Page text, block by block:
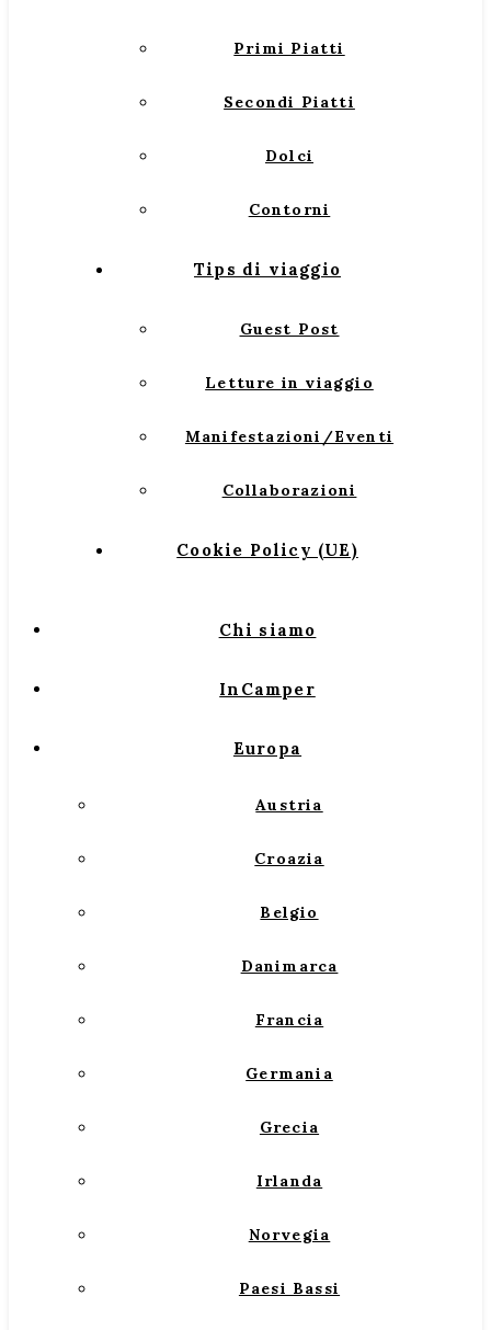
Primi Piatti
Secondi Piatti
Dolci
Contorni
Tips di viaggio
Guest Post
Letture in viaggio
Manifestazioni/Eventi
Collaborazioni
Cookie Policy (UE)
Chi siamo
InCamper
Europa
Austria
Croazia
Belgio
Danimarca
Francia
Germania
Grecia
Irlanda
Norvegia
Paesi Bassi